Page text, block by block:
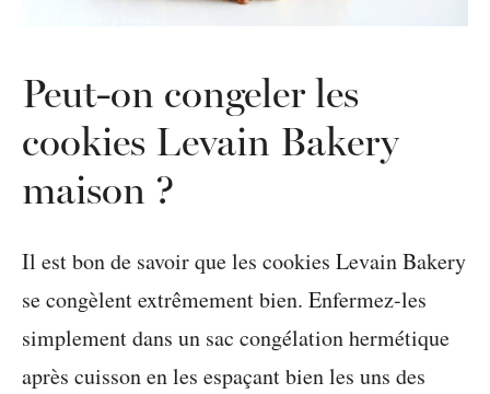
Peut-on congeler les
cookies Levain Bakery
maison ?
Il est bon de savoir que les cookies Levain Bakery
se congèlent extrêmement bien. Enfermez-les
simplement dans un sac congélation hermétique
après cuisson en les espaçant bien les uns des